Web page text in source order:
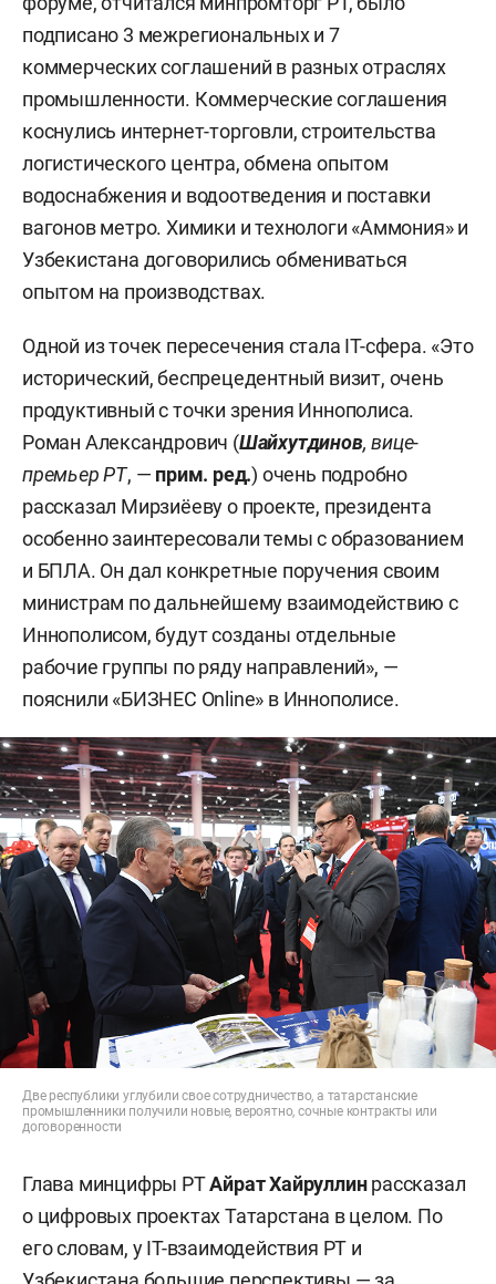
подписано 3 межрегиональных и 7
коммерческих соглашений в разных отраслях
промышленности. Коммерческие соглашения
коснулись интернет-торговли, строительства
логистического центра, обмена опытом
водоснабжения и водоотведения и поставки
вагонов метро. Химики и технологи «Аммония» и
Узбекистана договорились обмениваться
опытом на производствах.
Одной из точек пересечения стала IT-сфера. «Это
исторический, беспрецедентный визит, очень
продуктивный с точки зрения Иннополиса.
Роман Александрович (Шайхутдинов, вице-
премьер РТ, — прим. ред.) очень подробно
рассказал Мирзиёеву о проекте, президента
особенно заинтересовали темы с образованием
и БПЛА. Он дал конкретные поручения своим
министрам по дальнейшему взаимодействию с
Иннополисом, будут созданы отдельные
рабочие группы по ряду направлений», —
пояснили «БИЗНЕС Online» в Иннополисе.
Две республики углубили свое сотрудничество, а татарстанские
промышленники получили новые, вероятно, сочные контракты или
договоренности
Глава минцифры РТАйрат Хайруллинрассказал
о цифровых проектах Татарстана в целом. По
его словам, у IT-взаимодействия РТ и